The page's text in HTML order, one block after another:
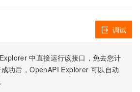
中直接运行该接口，免去您计
功后，OpenAPI Explorer 可以自动
调试